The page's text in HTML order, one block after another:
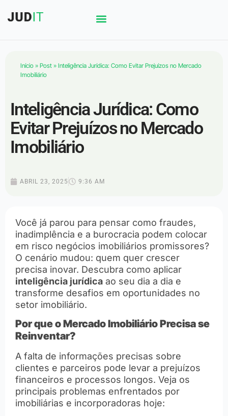
Início » Post » Inteligência Jurídica: Como Evitar Prejuízos no Mercado
Imobiliário
Inteligência Jurídica: Como
Evitar Prejuízos no Mercado
Imobiliário
ABRIL 23, 2025 9:36 AM
Você já parou para pensar como fraudes,
inadimplência e a burocracia podem colocar
em risco negócios imobiliários promissores?
O cenário mudou: quem quer crescer
precisa inovar. Descubra como aplicar
inteligência jurídica ao seu dia a dia e
transforme desafios em oportunidades no
setor imobiliário.
Por que o Mercado Imobiliário Precisa se
Reinventar?
A falta de informações precisas sobre
clientes e parceiros pode levar a prejuízos
financeiros e processos longos. Veja os
principais problemas enfrentados por
imobiliárias e incorporadoras hoje: